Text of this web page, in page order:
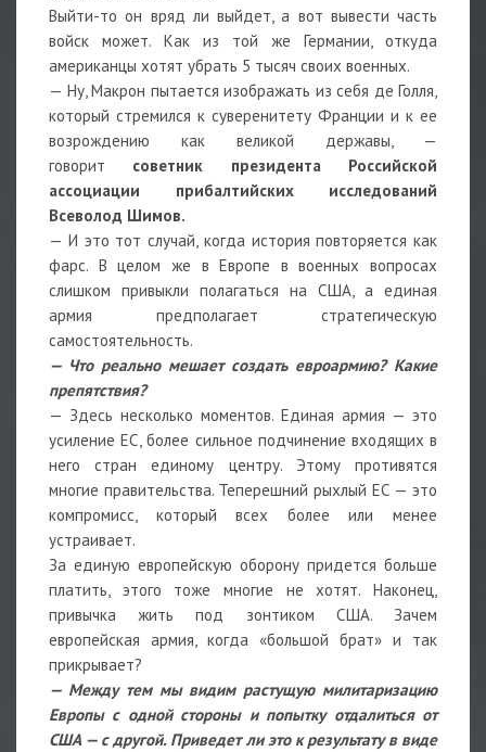
Выйти-то он вряд ли выйдет, а вот вывести часть
войск может. Как из той же Германии, откуда
американцы хотят убрать 5 тысяч своих военных.
— Ну, Макрон пытается изображать из себя де Голля,
который стремился к суверенитету Франции и к ее
возрождению как великой державы, —
говорит
советник президента Российской
ассоциации прибалтийских исследований
Всеволод Шимов.
— И это тот случай, когда история повторяется как
фарс. В целом же в Европе в военных вопросах
слишком привыкли полагаться на США, а единая
армия предполагает стратегическую
самостоятельность.
— Что реально мешает создать евроармию? Какие
препятствия?
— Здесь несколько моментов. Единая армия — это
усиление ЕС, более сильное подчинение входящих в
него стран единому центру. Этому противятся
многие правительства. Теперешний рыхлый ЕС — это
компромисс, который всех более или менее
устраивает.
За единую европейскую оборону придется больше
платить, этого тоже многие не хотят. Наконец,
привычка жить под зонтиком США. Зачем
европейская армия, когда «большой брат» и так
прикрывает?
— Между тем мы видим растущую милитаризацию
Европы с одной стороны и попытку отдалиться от
США — с другой. Приведет ли это к результату в виде